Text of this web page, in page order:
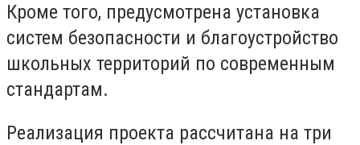
Кроме того, предусмотрена установка
систем безопасности и благоустройство
школьных территорий по современным
стандартам.
Реализация проекта рассчитана на три